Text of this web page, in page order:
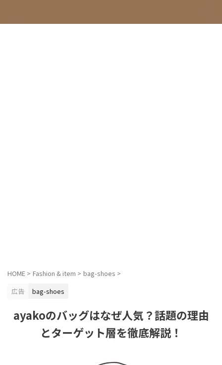
HOME > Fashion & item > bag-shoes >
広告
bag-shoes
ayakoのバッグはなぜ人気？話題の理由
とターゲット層を徹底解説！